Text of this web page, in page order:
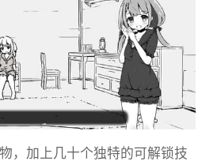
，加上几十个独特的可解锁技